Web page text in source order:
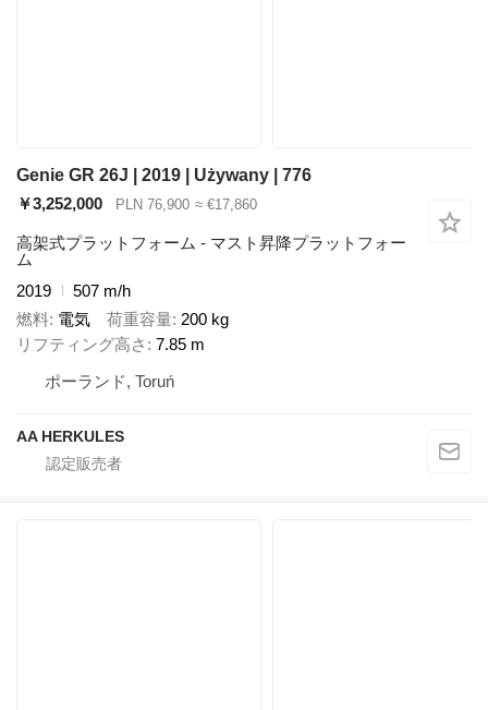
Genie GR 26J | 2019 | Używany | 776
￥3,252,000
PLN 76,900 ≈ €17,860
高架式プラットフォーム - マスト昇降プラットフォー
ム
2019
507 m/h
燃料 電気 荷重容量 200 kg
リフティング高さ
7.85 m
ポーランド, Toruń
AA HERKULES